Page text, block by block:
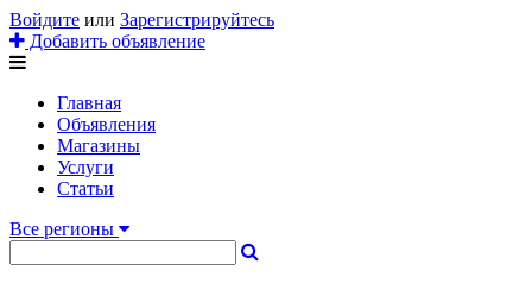
Войдите или Зарегистрируйтесь
Добавить объявление
Главная
Объявления
Магазины
Услуги
Статьи
Все регионы